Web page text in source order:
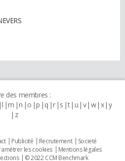
des membres :
l m n o p q r s t u v w x y
z
Publicité Recrutement
Societé
les cookies
Mentions légales
© 2022 CCM Benchmark